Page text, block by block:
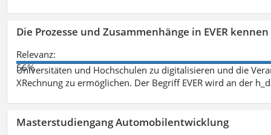
Die Prozesse und Zusammenhänge in EVER
Relevanz:
56%
Universitäten und Hochschulen zu digitalisieren und die
XRechnung zu ermöglichen. Der Begriff EVER wird an der
Masterstudiengang Automobilentwicklung